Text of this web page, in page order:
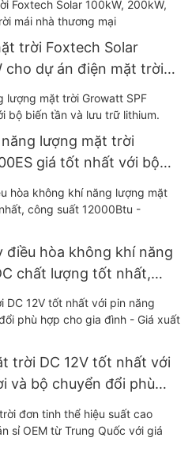
trời Foxtech Solar
cho dự án điện mặt trời
lượng mặt trời
giá tốt nhất với bộ
điều hòa không khí năng
chất lượng tốt nhất,
trời DC 12V tốt nhất với
và bộ chuyển đổi phù
xưởng - Foxtech